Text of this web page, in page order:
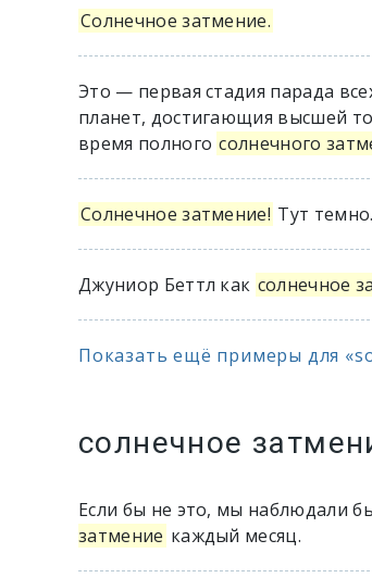
Солнечное затмение.
Это — первая стадия парада
планет, достигающия высшей
время полного солнечного
Солнечное затмение! Тут темно.
Джуниор Беттл как солнечное
Показать ещё примеры для
солнечное
Если бы не это, мы наблюдали
затмение каждый месяц.